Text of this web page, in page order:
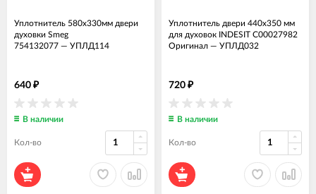
Уплотнитель 580x330мм двери
духовки Smeg
754132077 — УПЛД114
640 ₽
В наличии
Кол-во
Уплотнитель двери 440x350 мм
для духовок INDESIT C00027982
Оригинал — УПЛД032
720 ₽
В наличии
Кол-во